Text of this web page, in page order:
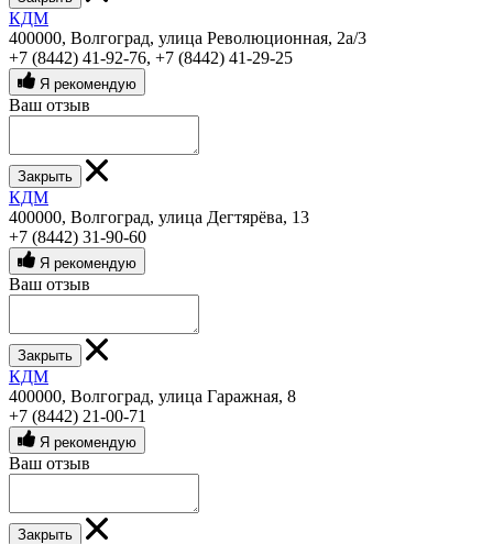
КДМ
400000, Волгоград, улица Революционная, 2а/3
+7 (8442) 41-92-76, +7 (8442) 41-29-25
Я рекомендую
Ваш отзыв
Закрыть
КДМ
400000, Волгоград, улица Дегтярёва, 13
+7 (8442) 31-90-60
Я рекомендую
Ваш отзыв
Закрыть
КДМ
400000, Волгоград, улица Гаражная, 8
+7 (8442) 21-00-71
Я рекомендую
Ваш отзыв
Закрыть